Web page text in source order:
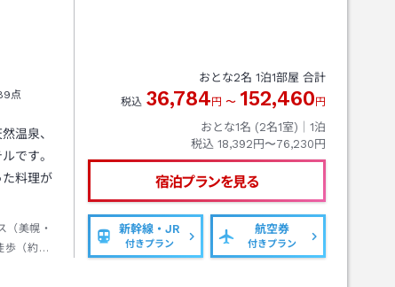
点
温泉、
です。
料理が
（美幌・
歩（約１
おとな2名 1泊1部屋 合計
税込 36,784 円 〜 152,460 円
おとな1名 (2名1室)｜ 1泊
税込 18,392円〜76,230円
宿泊プランを見る
新幹線・JR
付きプラン
航空券
付きプラン